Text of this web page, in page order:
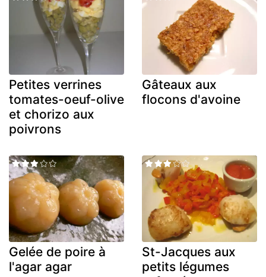
Petites verrines
tomates-oeuf-olive
et chorizo aux
poivrons
Gâteaux aux
flocons d'avoine
Gelée de poire à
l'agar agar
St-Jacques aux
petits légumes